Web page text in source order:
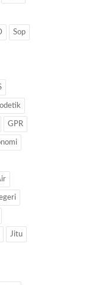
Sop
GPR
Jitu